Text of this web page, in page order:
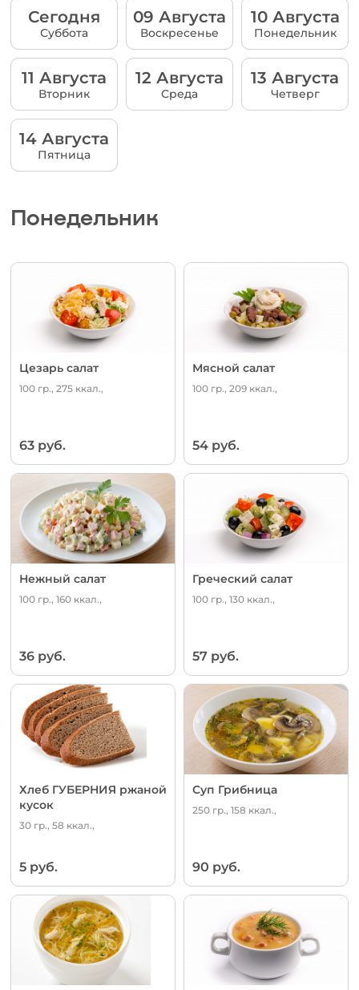
Сегодня
Суббота
09 Августа
Воскресенье
10 Августа
Понедельник
11 Августа
Вторник
12 Августа
Среда
13 Августа
Четверг
14 Августа
Пятница
Понедельник
Цезарь салат
100 гр., 275 ккал.,
63 руб.
Мясной салат
100 гр., 209 ккал.,
54 руб.
Нежный салат
100 гр., 160 ккал.,
36 руб.
Греческий салат
100 гр., 130 ккал.,
57 руб.
Хлеб ГУБЕРНИЯ ржаной
кусок
30 гр., 58 ккал.,
5 руб.
Суп Грибница
250 гр., 158 ккал.,
90 руб.